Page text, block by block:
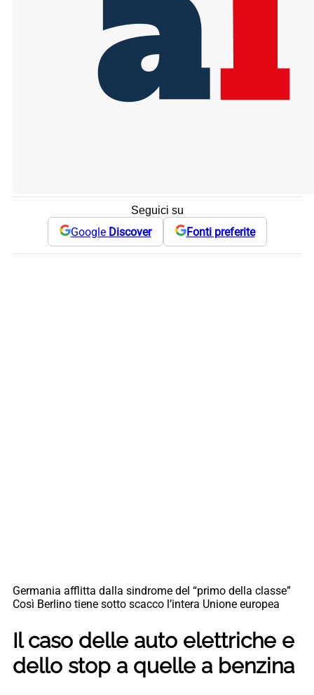
Seguici su
Google Discover Fonti preferite
Germania afflitta dalla sindrome del “primo della classe”
Così Berlino tiene sotto scacco l’intera Unione europea
Il caso delle auto elettriche e
dello stop a quelle a benzina